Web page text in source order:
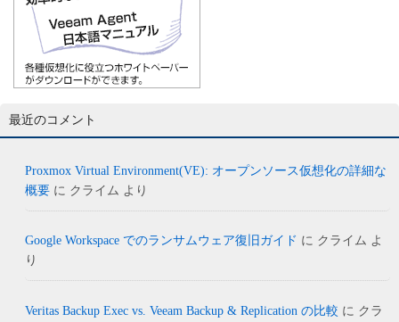
最近のコメント
Proxmox Virtual Environment(VE): オープンソース仮想化の詳細な
概要 に クライム より
Google Workspace でのランサムウェア復旧ガイド に クライム よ
り
Veritas Backup Exec vs. Veeam Backup & Replication の比較 に クラ